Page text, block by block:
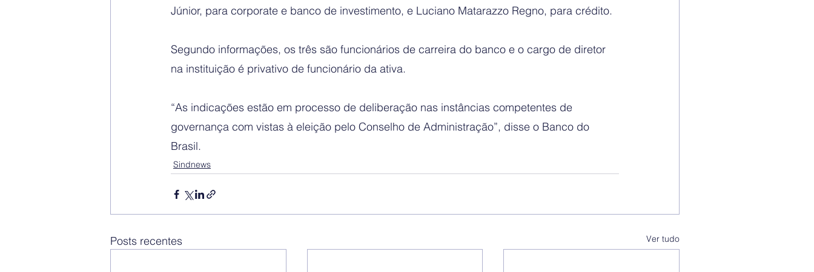
Júnior, para corporate e banco de investimento, e Luciano Matarazzo Regno, para crédito.
Segundo informações, os três são funcionários de carreira do banco e o cargo de diretor
na instituição é privativo de funcionário da ativa.
“As indicações estão em processo de deliberação nas instâncias competentes de
governança com vistas à eleição pelo Conselho de Administração”, disse o Banco do
Brasil.
Sindnews
Posts recentes Ver tudo